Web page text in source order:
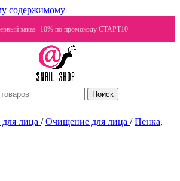
содержимому
заказ -10% по промокоду СТАРТ10
Поиск
лица / Очищение для лица / Пенка,